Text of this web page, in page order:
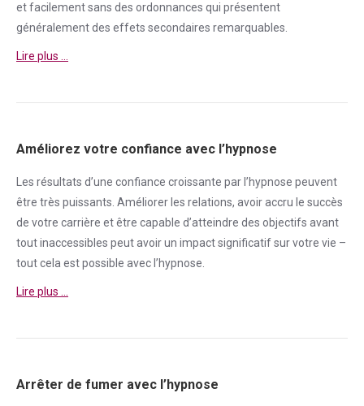
et facilement sans des ordonnances qui présentent
généralement des effets secondaires remarquables.
Lire plus …
Améliorez votre confiance avec l’hypnose
Les résultats d’une confiance croissante par l’hypnose peuvent
être très puissants. Améliorer les relations, avoir accru le succès
de votre carrière et être capable d’atteindre des objectifs avant
tout inaccessibles peut avoir un impact significatif sur votre vie –
tout cela est possible avec l’hypnose.
Lire plus …
Arrêter de fumer avec l’hypnose